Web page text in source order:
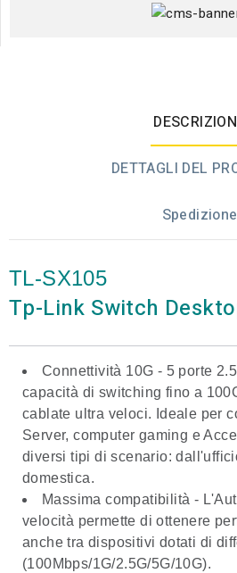
DETTAGLI DEL
Spedizione
TL-SX105
Tp-Link Switch
Connettività 10G - 5 porte
capacità di switching fino a
cablate ultra veloci. Ideale per
Server, computer gaming e
diversi tipi di scenario:
domestica.
Massima compatibilità -
velocità permette di ottenere
anche tra dispositivi dotati di
(100Mbps/1G/2.5G/5G/10G).